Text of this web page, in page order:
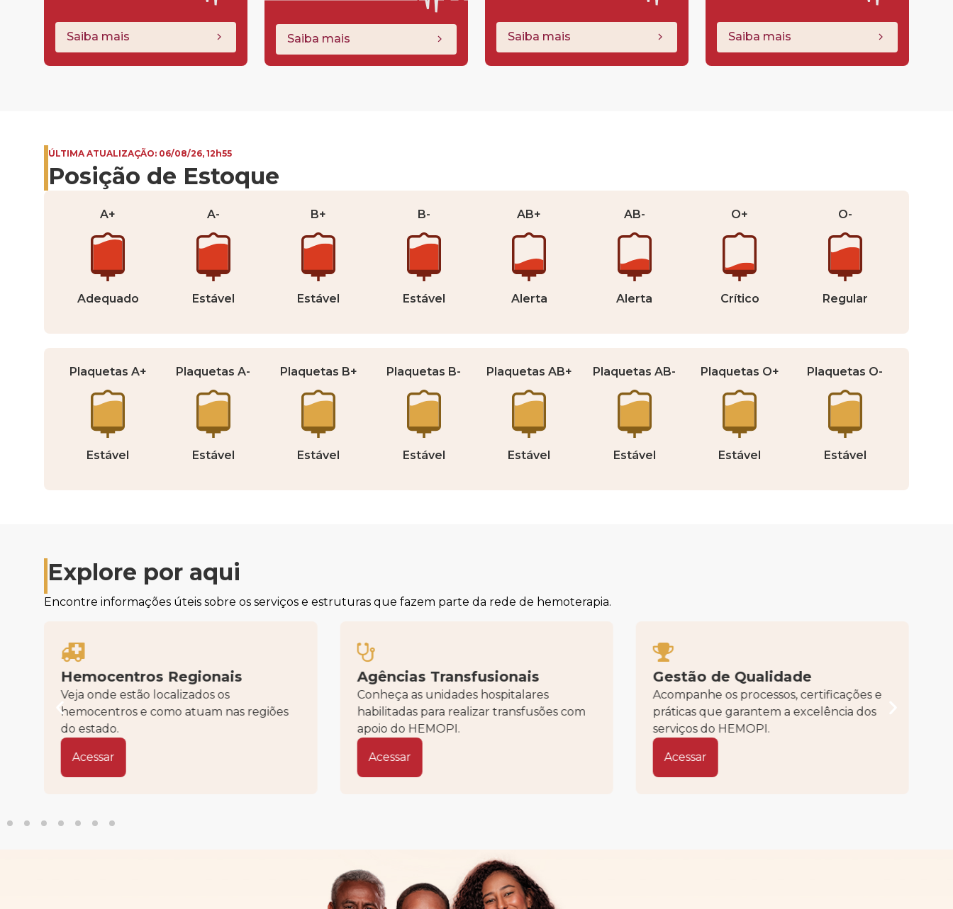
Saiba mais Saiba mais Saiba mais Saiba mais
ÚLTIMA ATUALIZAÇÃO: 06/08/26, 12h55
Posição de Estoque
A+
Adequado
A-
Estável
B+
Estável
B-
Estável
AB+
Alerta
AB-
Alerta
O+
Crítico
O-
Regular
Plaquetas A+
Estável
Plaquetas A-
Estável
Plaquetas B+
Estável
Plaquetas B-
Estável
Plaquetas AB+
Estável
Plaquetas AB-
Estável
Plaquetas O+
Estável
Plaquetas O-
Estável
Explore por aqui
Encontre informações úteis sobre os serviços e estruturas que fazem parte da rede de hemoterapia.
Hemocentros Regionais
Veja onde estão localizados os
hemocentros e como atuam nas regiões
do estado.
Acessar
Agências Transfusionais
Conheça as unidades hospitalares
habilitadas para realizar transfusões com
apoio do HEMOPI.
Acessar
Gestão de Qualidade
Acompanhe os processos, certificações e
práticas que garantem a excelência dos
serviços do HEMOPI.
Acessar